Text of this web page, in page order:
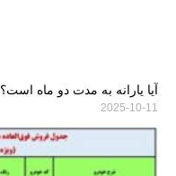
آیا یارانه به مدت دو ماه است؟
2025-10-11